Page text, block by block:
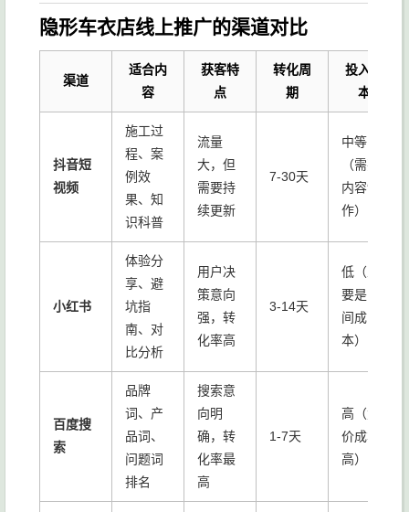
隐形车衣店线上推广的渠道对比
渠道
适合内
容
获客特
点
转化周
期
投入成
本
抖音短
视频
施工过
程、案
例效
果、知
识科普
流量
大，但
需要持
续更新
7-30天
中等
（需要
内容制
作）
小红书
体验分
享、避
坑指
南、对
比分析
用户决
策意向
强，转
化率高
3-14天
低（主
要是时
间成
本）
百度搜
索
品牌
词、产
品词、
问题词
排名
搜索意
向明
确，转
化率最
高
1-7天
高（竞
价成本
高）